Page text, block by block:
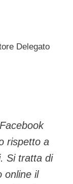
Delegato
rispetto a
Si tratta di
online il